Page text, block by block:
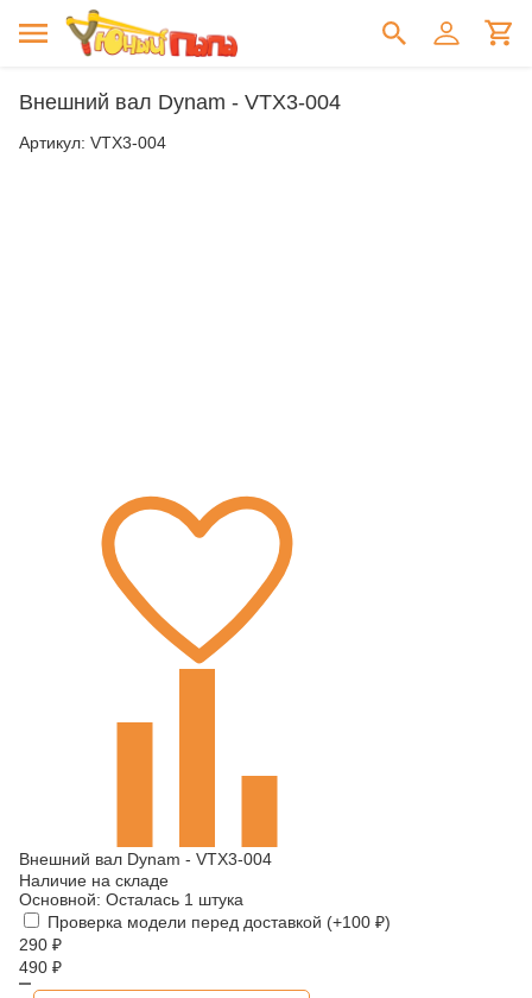
Внешний вал Dynam - VTX3-004
Артикул: VTX3-004
Внешний вал Dynam - VTX3-004
Наличие на складе
Основной: Осталась 1 штука
Проверка модели перед доставкой (+100 ₽)
290 ₽
490 ₽